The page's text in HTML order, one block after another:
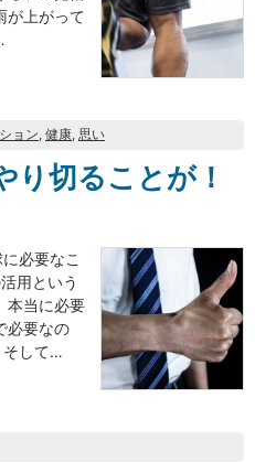
が上がって
ョン, 健康, 思い
り切ることが！
必要なこ
用という
本当に必要
必要なの
そして…